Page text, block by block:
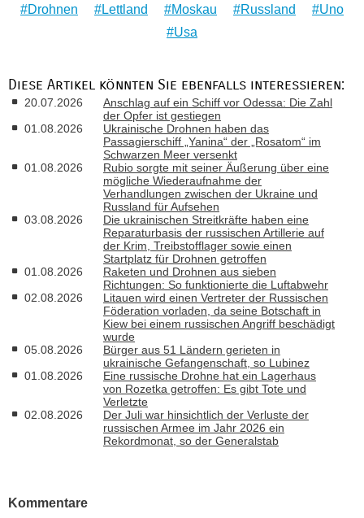
Drohnen Lettland Moskau Russland
Uno
Usa
Diese Artikel könnten Sie ebenfalls interessieren:
20.07.2026
Anschlag auf ein Schiff vor Odessa: Die Zahl
der Opfer ist gestiegen
01.08.2026
Ukrainische Drohnen haben das
Passagierschiff „Yanina“ der „Rosatom“ im
Schwarzen Meer versenkt
01.08.2026
Rubio sorgte mit seiner Äußerung über eine
mögliche Wiederaufnahme der
Verhandlungen zwischen der Ukraine und
Russland für Aufsehen
03.08.2026
Die ukrainischen Streitkräfte haben eine
Reparaturbasis der russischen Artillerie auf
der Krim, Treibstofflager sowie einen
Startplatz für Drohnen getroffen
01.08.2026
Raketen und Drohnen aus sieben
Richtungen: So funktionierte die Luftabwehr
02.08.2026
Litauen wird einen Vertreter der Russischen
Föderation vorladen, da seine Botschaft in
Kiew bei einem russischen Angriff beschädigt
wurde
05.08.2026
Bürger aus 51 Ländern gerieten in
ukrainische Gefangenschaft, so Lubinez
01.08.2026
Eine russische Drohne hat ein Lagerhaus
von Rozetka getroffen: Es gibt Tote und
Verletzte
02.08.2026
Der Juli war hinsichtlich der Verluste der
russischen Armee im Jahr 2026 ein
Rekordmonat, so der Generalstab
Kommentare